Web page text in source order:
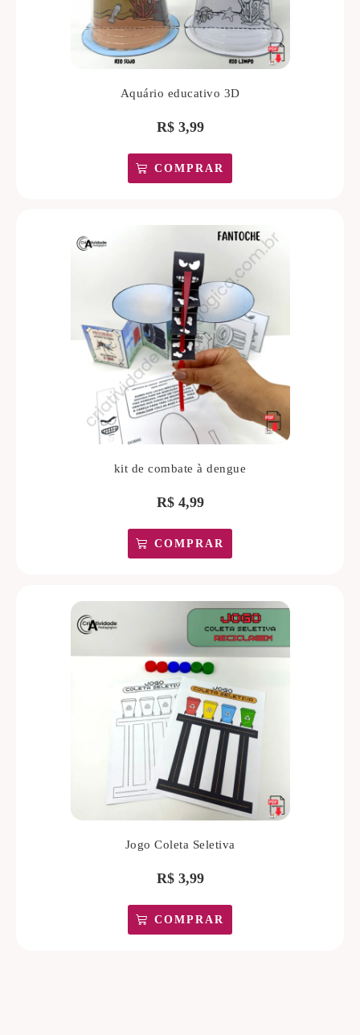
Aquário educativo 3D
R$3,99
COMPRAR
kit de combate à dengue
R$4,99
COMPRAR
Jogo Coleta Seletiva
R$3,99
COMPRAR